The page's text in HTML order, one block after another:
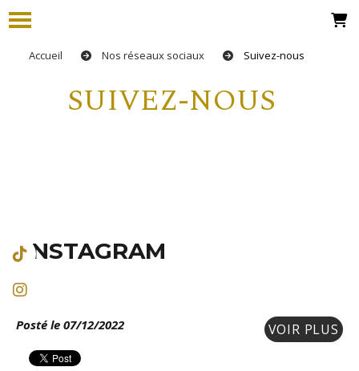
Accueil Nos réseaux sociaux Suivez-nous
SUIVEZ-NOUS
INSTAGRAM
Posté le 07/12/2022 VOIR PLUS